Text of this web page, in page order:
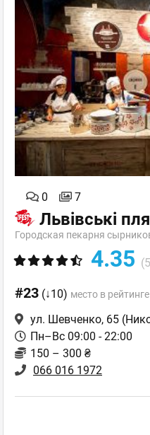
0 7
Львівські
Городская пекарня
4.35
#23 (↓10) место в
ул. Шевченко, 65
Пн–Вс 09:00 - 22:00
150 – 300 ₴
066 016 1972